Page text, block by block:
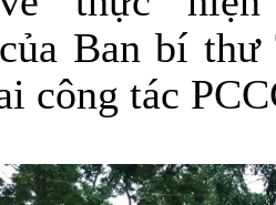
Ban bí
công tác